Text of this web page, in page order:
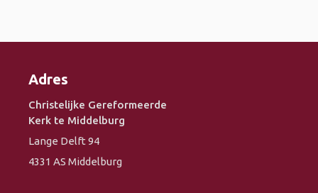
Adres
Christelijke Gereformeerde
Kerk te Middelburg
Lange Delft 94
4331 AS Middelburg